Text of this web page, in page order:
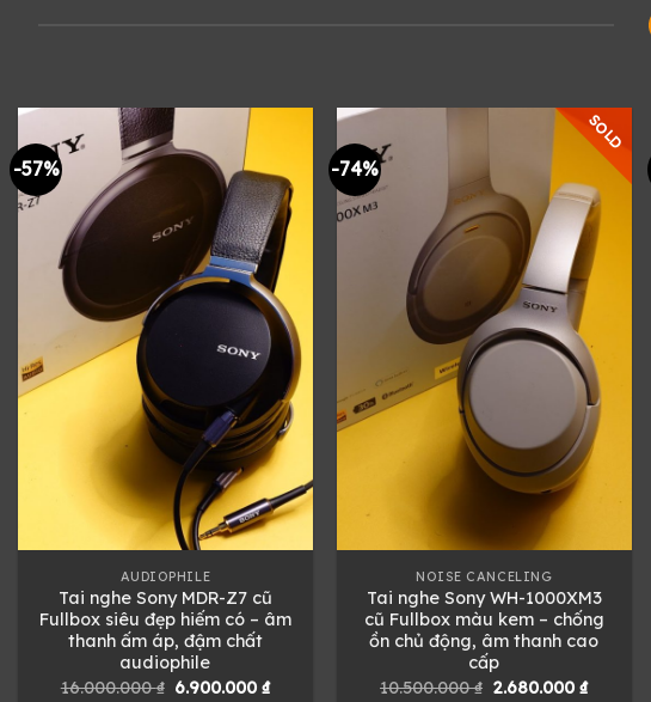
-57%
AUDIOPHILE
Tai nghe Sony MDR-Z7 cũ
Fullbox siêu đẹp hiếm có – âm
thanh ấm áp, đậm chất
audiophile
16.000.000₫ Giá
6.900.000₫Giá
-74%
SOLD
NOISE CANCELING
Tai nghe Sony WH-1000XM3
cũ Fullbox màu kem – chống
ồn chủ động, âm thanh cao
cấp
10.500.000₫ Giá
2.680.000₫Giá